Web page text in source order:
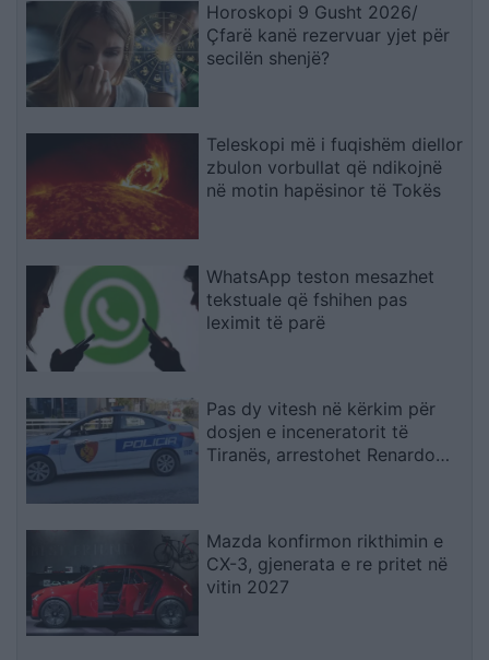
Horoskopi 9 Gusht 2026/
Çfarë kanë rezervuar yjet për
secilën shenjë?
Teleskopi më i fuqishëm diellor
zbulon vorbullat që ndikojnë
në motin hapësinor të Tokës
WhatsApp teston mesazhet
tekstuale që fshihen pas
leximit të parë
Pas dy vitesh në kërkim për
dosjen e inceneratorit të
Tiranës, arrestohet Renardo
Mazda konfirmon rikthimin e
CX-3, gjenerata e re pritet në
vitin 2027